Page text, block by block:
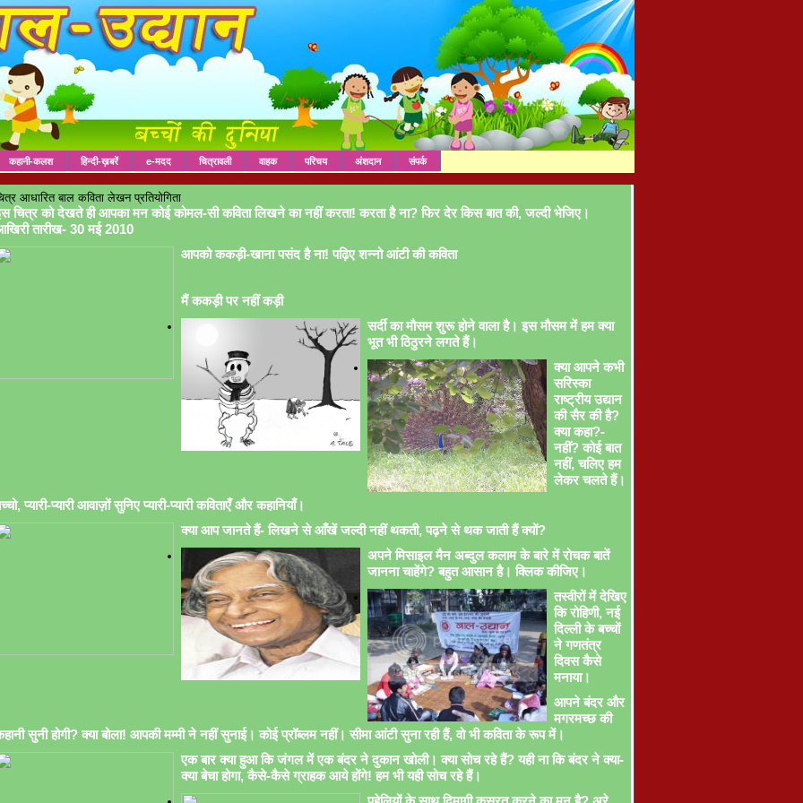
कहानी-कलश हिन्दी-ख़बरें e-मदद चित्रावली वाहक परिचय अंशदान संपर्क
आधारित बाल कविता लेखन प्रतियोगिता
चित्र को देखते ही आपका मन कोई कोमल-सी कविता लिखने का नहीं करता! करता है ना? फिर देर किस बात की, जल्दी भेजिए।
तारीख- 30 मई 2010
आपको ककड़ी-खाना पसंद है ना! पढ़िए शन्नो आंटी की कविता
मैं ककड़ी पर नहीं कड़ी
सर्दी का मौसम शुरू होने वाला है। इस मौसम में हम क्या
भूत भी ठिठुरने लगते हैं।
क्या आपने कभी
सरिस्का
राष्ट्रीय उद्यान
की सैर की है?
क्या कहा?-
नहीं? कोई बात
नहीं, चलिए हम
लेकर चलते हैं।
प्यारी-प्यारी आवाज़ों सुनिए प्यारी-प्यारी कविताएँ और कहानियाँ।
क्या आप जानते हैं- लिखने से आँखें जल्दी नहीं थकती, पढ़ने से थक जाती हैं क्यों?
अपने मिसाइल मैन अब्दुल कलाम के बारे में रोचक बातें
जानना चाहेंगे? बहुत आसान है। क्लिक कीजिए।
तस्वीरों में देखिए
कि रोहिणी, नई
दिल्ली के बच्चों
ने गणतंत्र
दिवस कैसे
मनाया।
आपने बंदर और
मगरमच्छ की
सुनी होगी? क्या बोला! आपकी मम्मी ने नहीं सुनाई। कोई प्रॉब्लम नहीं। सीमा आंटी सुना रही हैं, वो भी कविता के रूप में।
एक बार क्या हुआ कि जंगल में एक बंदर ने दुकान खोली। क्या सोच रहे हैं? यही ना कि बंदर ने क्या-
क्या बेचा होगा, कैसे-कैसे ग्राहक आये होंगे! हम भी यही सोच रहे हैं।